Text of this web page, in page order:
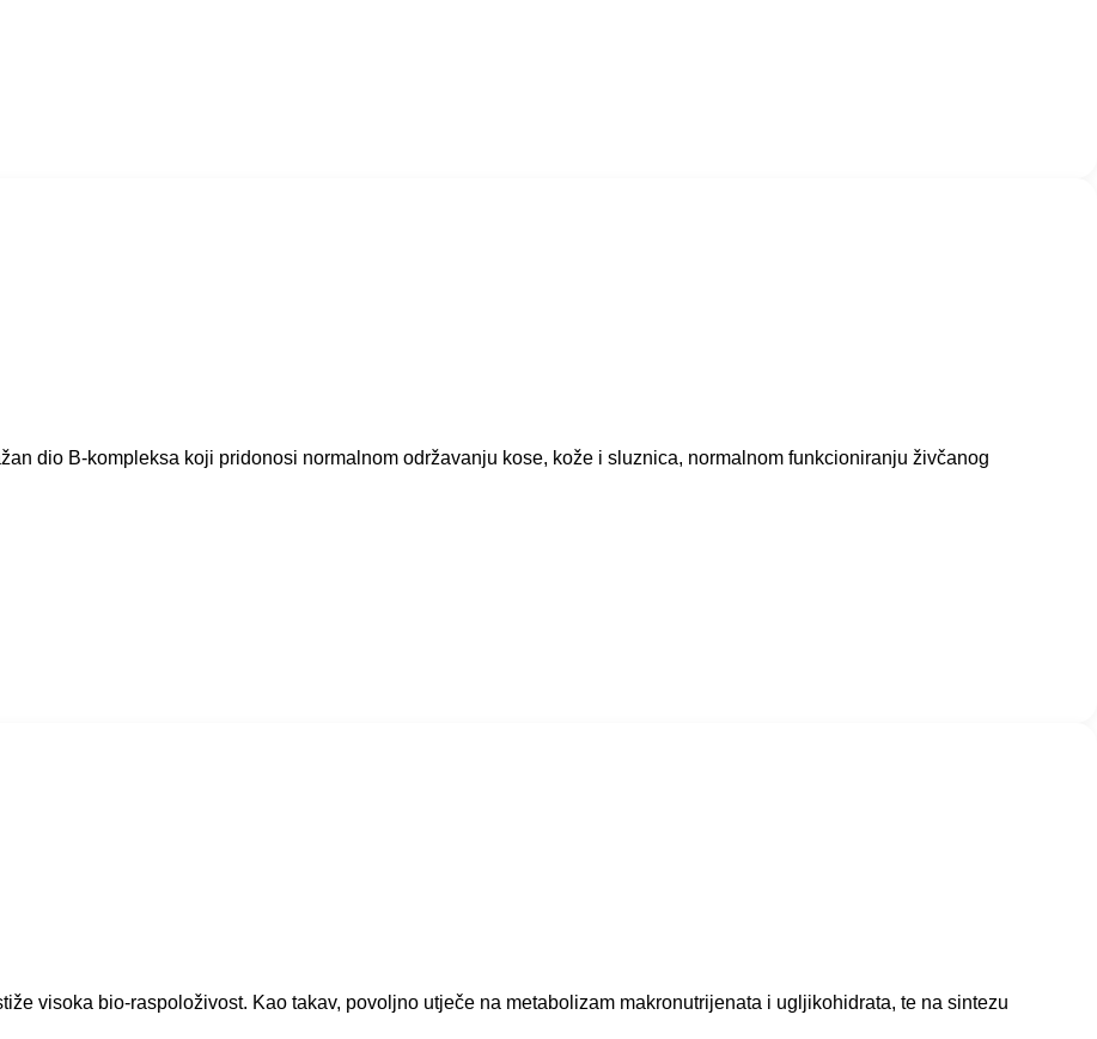
dio B-kompleksa koji pridonosi normalnom održavanju kose, kože i sluznica, normalnom funkcioniranju živčanog
visoka bio-raspoloživost. Kao takav, povoljno utječe na metabolizam makronutrijenata i ugljikohidrata, te na sintezu